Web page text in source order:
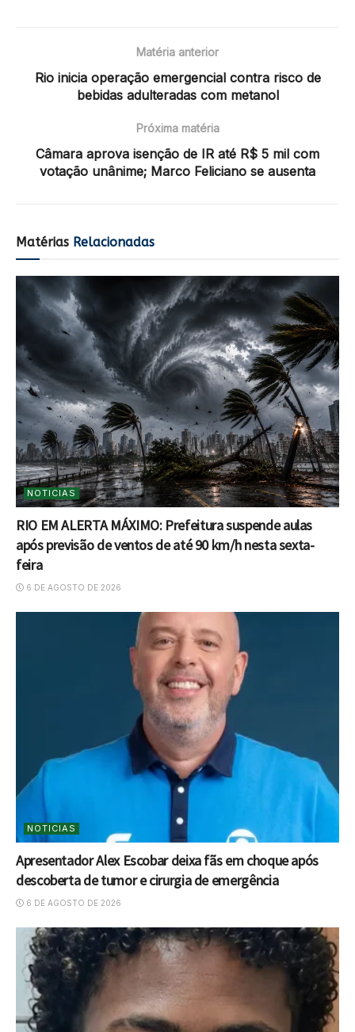
Matéria anterior
Rio inicia operação emergencial contra risco de
bebidas adulteradas com metanol
Próxima matéria
Câmara aprova isenção de IR até R$ 5 mil com
votação unânime; Marco Feliciano se ausenta
Matérias Relacionadas
NOTICIAS
RIO EM ALERTA MÁXIMO: Prefeitura suspende aulas
após previsão de ventos de até 90 km/h nesta sexta-
feira
6 DE AGOSTO DE 2026
NOTICIAS
Apresentador Alex Escobar deixa fãs em choque após
descoberta de tumor e cirurgia de emergência
6 DE AGOSTO DE 2026